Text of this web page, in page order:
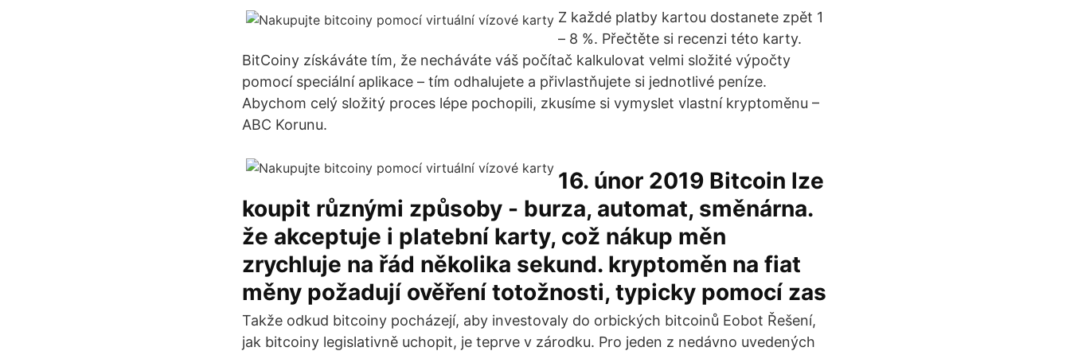
Z každé platby kartou dostanete zpět 1
– 8 %. Přečtěte si recenzi této karty.
BitCoiny získáváte tím, že necháváte váš počítač kalkulovat velmi složité výpočty
pomocí speciální aplikace – tím odhalujete a přivlastňujete si jednotlivé peníze.
Abychom celý složitý proces lépe pochopili, zkusíme si vymyslet vlastní kryptoměnu –
ABC Korunu.
16. únor 2019 Bitcoin lze
koupit různými způsoby - burza, automat, směnárna.
že akceptuje i platební karty, což nákup měn
zrychluje na řád několika sekund. kryptoměn na fiat
měny požadují ověření totožnosti, typicky pomocí zas
Takže odkud bitcoiny pocházejí, aby investovaly do orbických bitcoinů Eobot Řešení,
jak bitcoiny legislativně uchopit, je teprve v zárodku. Pro jeden z nedávno uvedených